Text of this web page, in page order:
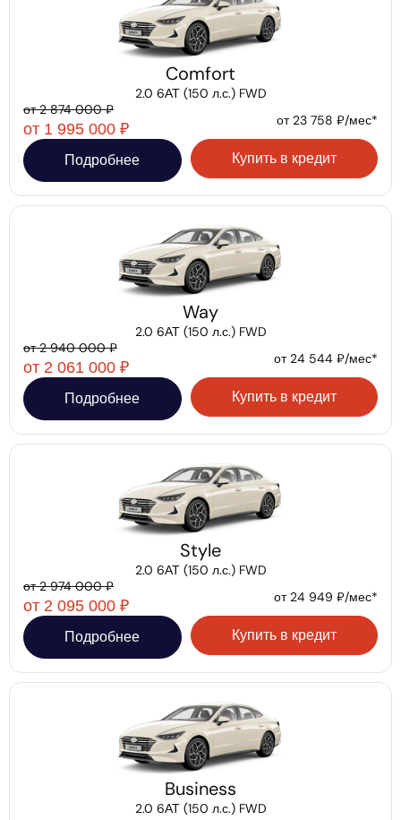
Comfort
2.0 6АТ (150 л.с.) FWD
от 2 874 000 ₽
от 1 995 000 ₽ от 23 758 ₽/мес*
Подробнее Купить в кредит
Way
2.0 6АТ (150 л.с.) FWD
от 2 940 000 ₽
от 2 061 000 ₽ от 24 544 ₽/мес*
Подробнее Купить в кредит
Style
2.0 6АТ (150 л.с.) FWD
от 2 974 000 ₽
от 2 095 000 ₽ от 24 949 ₽/мес*
Подробнее Купить в кредит
Business
2.0 6АТ (150 л.с.) FWD